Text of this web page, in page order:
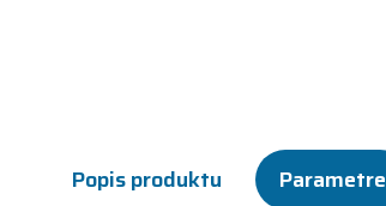
Popis produktu Parametre